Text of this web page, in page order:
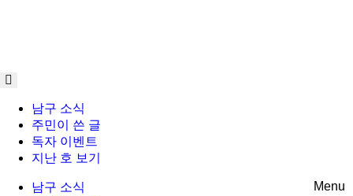
남구 소식
주민이 쓴 글
독자 이벤트
지난 호 보기
Menu
남구 소식